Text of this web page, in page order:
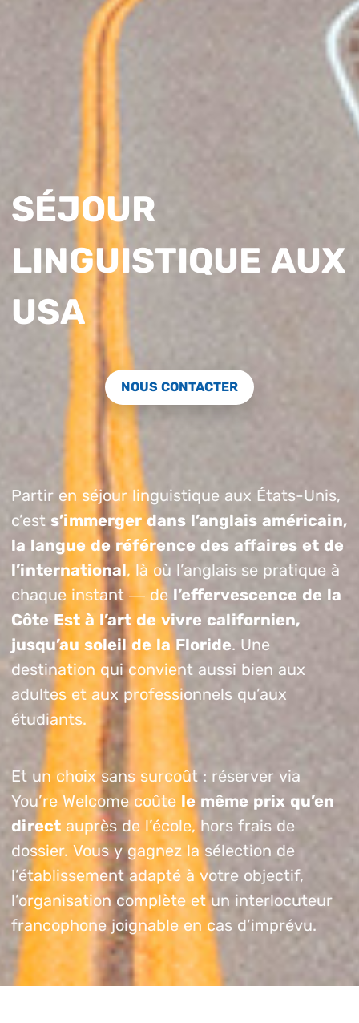
SÉJOUR
LINGUISTIQUE AUX
USA
NOUS CONTACTER
Partir en séjour linguistique aux États-Unis,
c’est s’immerger dans l’anglais américain,
la langue de référence des affaires et de
l’international, là où l’anglais se pratique à
chaque instant — de l’effervescence de la
Côte Est à l’art de vivre californien,
jusqu’au soleil de la Floride. Une
destination qui convient aussi bien aux
adultes et aux professionnels qu’aux
étudiants.
Et un choix sans surcoût : réserver via
You’re Welcome coûte le même prix qu’en
direct auprès de l’école, hors frais de
dossier. Vous y gagnez la sélection de
l’établissement adapté à votre objectif,
l’organisation complète et un interlocuteur
francophone joignable en cas d’imprévu.